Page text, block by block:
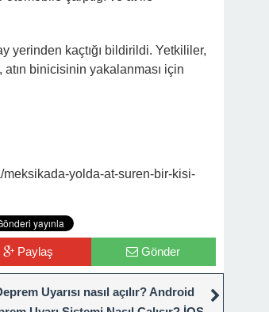
yerinden kaçtığı bildirildi. Yetkililer,
atın binicisinin yakalanması için
yolda-at-suren-bir-kisi-
Paylaş Gönder
Uyarısı nasıl açılır? Android